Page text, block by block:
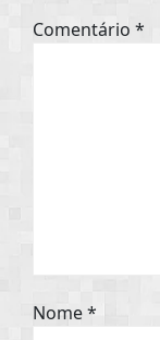
Comentário *
Nome*